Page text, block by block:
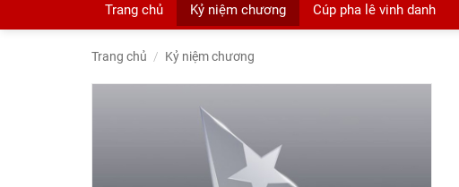
Trang chủ Kỷ niệm chương Cúp pha lê vinh danh
Trang chủ / Kỷ niệm chương